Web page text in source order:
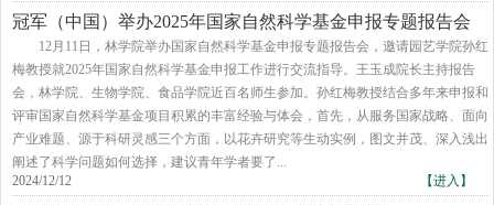
冠军（中国）举办2025年国家自然科学基金申报专题报告会
​12月11日，林学院举办国家自然科学基金申报专题报告会，邀请园艺学院孙红
梅教授就2025年国家自然科学基金申报工作进行交流指导。王玉成院长主持报告
会，林学院、生物学院、食品学院近百名师生参加。孙红梅教授结合多年来申报和
评审国家自然科学基金项目积累的丰富经验与体会，首先，从服务国家战略、面向
产业难题、源于科研灵感三个方面，以花卉研究等生动实例，图文并茂、深入浅出
阐述了科学问题如何选择，建议青年学者要了...
【进入】
2024/12/12